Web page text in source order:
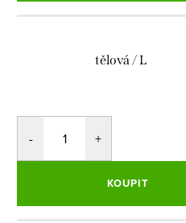
tělová / L
KOUPIT